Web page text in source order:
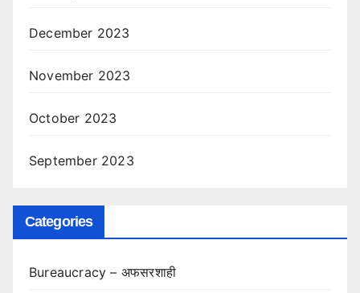
December 2023
November 2023
October 2023
September 2023
Categories
Bureaucracy – अफसरशाही